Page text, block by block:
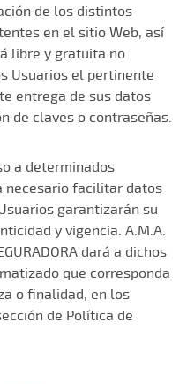
de los distintos
en el sitio Web, así
libre y gratuita no
Usuarios el pertinente
entrega de sus datos
de claves o contraseñas.
a determinados
necesario facilitar datos
garantizarán su
y vigencia. A.M.A.
dará a dichos
que corresponda
o finalidad, en los
de Política de